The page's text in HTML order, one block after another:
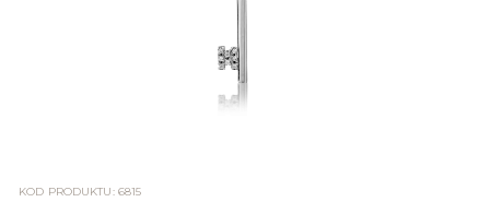
KOD PRODUKTU: 6815